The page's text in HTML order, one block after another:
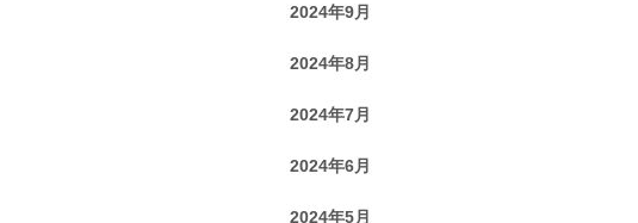
2024年9月
2024年8月
2024年7月
2024年6月
2024年5月